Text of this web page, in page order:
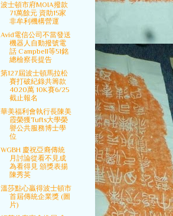
波士頓市府MOIA撥款
71萬餘元 資助15家
非牟利機構營運
Avid電信公司不當發送
機器人自動撥號電
話 Campbell等51銘
總檢察長提告
第127屆波士頓馬拉松
賽打破紀錄共籌款
4020萬 10K賽6/25
截止報名
華美福利會執行長陳美
霞榮獲Tufts大學榮
譽公共服務博士學
位
WGBH 慶祝亞裔傳統
月討論從看不見成
為看得見 頒獎表揚
陳秀英
溫莎點心贏得波士頓市
首屆傳統企業獎 (圖
片)